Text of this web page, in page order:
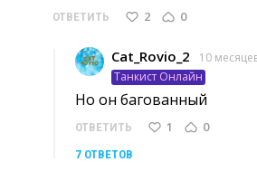
ОТВЕТИТЬ 2 0
Cat_Rovio_2
10
Танкист Онлайн
Но он багованный
ОТВЕТИТЬ 1 0
7 ОТВЕТОВ